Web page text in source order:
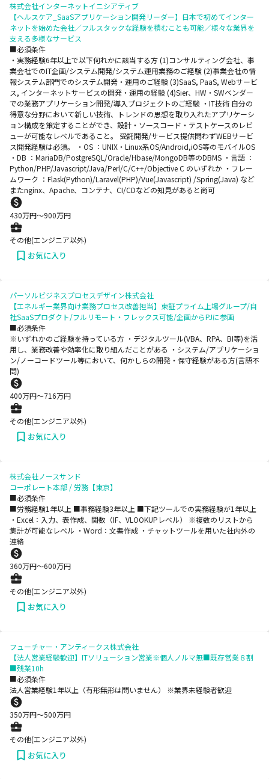
株式会社インターネットイニシアティブ
【ヘルスケア_SaaSアプリケーション開発リーダー】日本で初めてインター
ネットを始めた会社／フルスタックな経験を積むことも可能／様々な業界を
支える多様なサービス
■必須条件
・実務経験6年以上で以下何れかに該当する方 (1)コンサルティング会社、事
業会社でのIT企画/システム開発/システム運用業務のご経験 (2)事業会社の情
報システム部門でのシステム開発・運用のご経験 (3)SaaS, PaaS, Webサービ
ス, インターネットサービスの開発・運用の経験 (4)Sier、HW・SWベンダー
での業務アプリケーション開発/導入プロジェクトのご経験 ・IT技術 自分の
得意な分野において新しい技術、トレンドの思想を取り入れたアプリケーシ
ョン構成を策定することができ、設計・ソースコード・テストケースのレビ
ューが可能なレベルであること。 受託開発/サービス提供問わずWEBサービ
ス開発経験は必須。 ・OS ：UNIX・Linux系OS/Android,iOS等のモバイルOS
・DB ：MariaDB/PostgreSQL/Oracle/Hbase/MongoDB等のDBMS ・言語 ：
Python/PHP/Javascript/Java/Perl/C/C++/Objective C のいずれか ・フレー
ムワーク ：Flask(Python)/Laravel(PHP)/Vue(Javascript) /Spring(Java) など
またnginx、Apache、コンテナ、CI/CDなどの知見があると尚可
430万円〜900万円
その他(エンジニア以外)
お気に入り
パーソルビジネスプロセスデザイン株式会社
【エネルギー業界向け業務プロセス改善担当】東証プライム上場グループ/自
社SaaSプロダクト/フルリモート・フレックス可能/企画からPJに参画
■必須条件
※いずれかのご経験を持っている方 ・デジタルツール(VBA、RPA、BI等)を活
用し、業務改善や効率化に取り組んだことがある ・システム/アプリケーショ
ン/ノーコードツール等において、何かしらの開発・保守経験がある方(言語不
問)
400万円〜716万円
その他(エンジニア以外)
お気に入り
株式会社ノースサンド
コーポレート本部 / 労務【東京】
■必須条件
■労務経験1年以上 ■事務経験3年以上 ■下記ツールでの実務経験が1年以上
・Excel：入力、表作成、関数（IF、VLOOKUPレベル） ※複数のリストから
集計が可能なレベル ・Word：文書作成 ・チャットツールを用いた社内外の
連絡
360万円〜600万円
その他(エンジニア以外)
お気に入り
フューチャー・アンティークス株式会社
【法人営業経験歓迎】ITソリューション営業※個人ノルマ無■既存営業８割
■残業10h
■必須条件
法人営業経験1年以上（有形無形は問いません） ※業界未経験者歓迎
350万円〜500万円
その他(エンジニア以外)
お気に入り